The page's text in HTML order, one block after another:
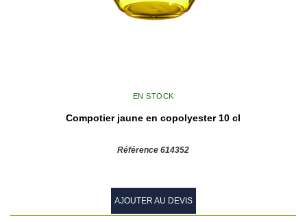
EN STOCK
Compotier jaune en copolyester 10 cl
Référence 614352
AJOUTER AU DEVIS